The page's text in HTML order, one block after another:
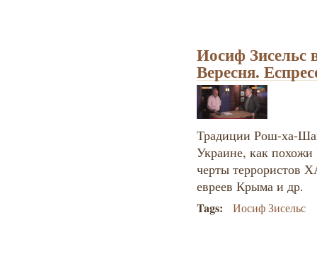
Иосиф Зисельс
Вересня.
Традиции Рош-ха-
Украине, как
черты
евреев Крыма и др.
Tags: Иосиф Зисельс